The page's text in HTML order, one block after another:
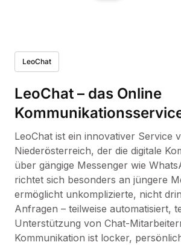
LeoChat
LeoChat – das Online
LeoChat ist ein innovativer Service
Niederösterreich, der die digitale
über gängige Messenger wie
richtet sich besonders an jüngere
ermöglicht unkomplizierte, nicht
Anfragen – teilweise automatisiert,
Unterstützung von Chat-
Kommunikation ist locker,